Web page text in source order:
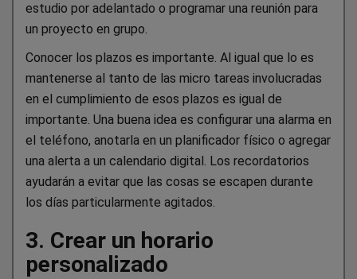
estudio por adelantado o programar una reunión para
un proyecto en grupo.
Conocer los plazos es importante. Al igual que lo es
mantenerse al tanto de las micro tareas involucradas
en el cumplimiento de esos plazos es igual de
importante. Una buena idea es configurar una alarma en
el teléfono, anotarla en un planificador físico o agregar
una alerta a un calendario digital. Los recordatorios
ayudarán a evitar que las cosas se escapen durante
los días particularmente agitados.
3. Crear un horario
personalizado